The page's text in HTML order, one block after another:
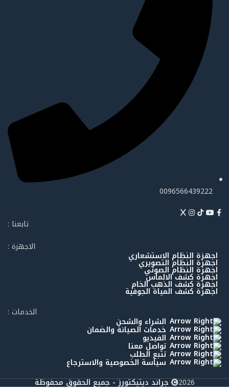
0096566439222
تابعنا :
الاجهزة :
اجهزة النظام الاستشعاري
اجهزة النظام التصويري
اجهزة النظام الصوتي
اجهزة كشف الالماس
اجهزة كشف الذهب الخام
اجهزة كشف المياة الجوفية
الخدمات :
الشراء والشحن
خدمات الصيانة والضمان
الفيديو
تواصل معنا
تتبع الطلب
سياسة الخصوصية والاسترجاع
2026 جراند ديتيكتورز - جميع الحقوق محفوظة